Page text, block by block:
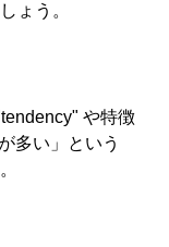
ょう。
や特徴
多い」という